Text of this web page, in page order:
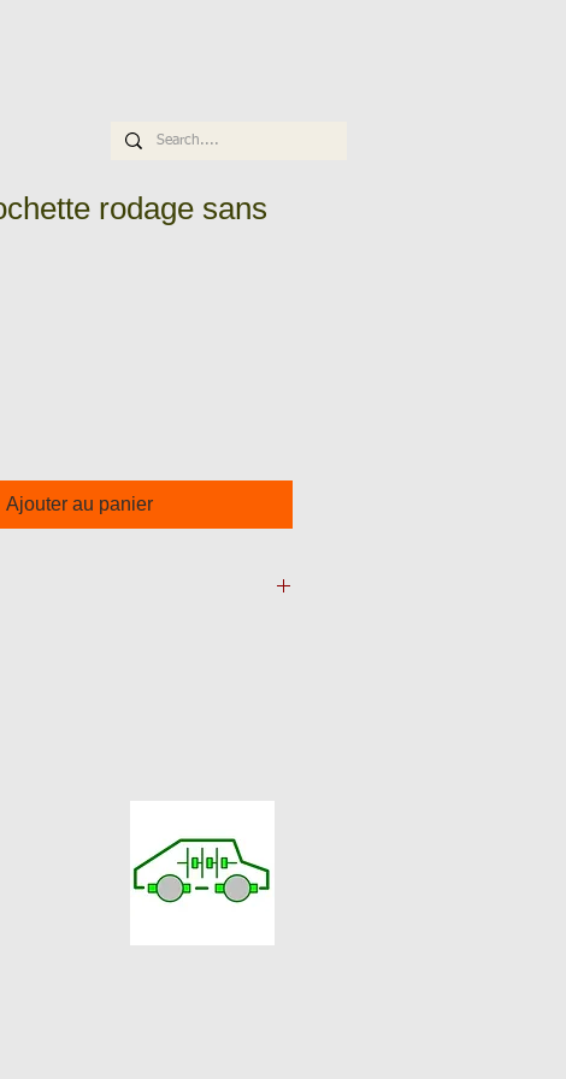
rodage sans
Ajouter au panier